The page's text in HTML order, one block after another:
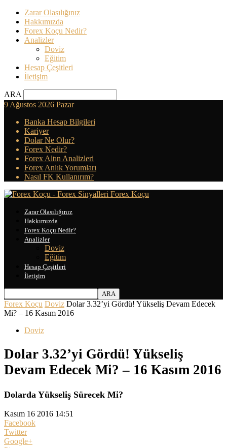
Zarar Olasılığınız
Hakkımızda
Forex Koçu Nedir?
Analizler
Doviz
Eğitim
Hesap Çeşitleri
İletişim
ARA
9 Ağustos 2026 Pazar
Banka Hesap Bilgileri
Kariyer
Dolar Ne Olur?
Forex Nedir?
Forex Altın Analizleri
Forex Anlık Yorumları
Nasıl FK Kullanırım?
Forex Koçu
Zarar Olasılığınız
Hakkımızda
Forex Koçu Nedir?
Analizler
Doviz
Eğitim
Hesap Çeşitleri
İletişim
Forex Koçu Doviz Dolar 3.32’yi Gördü! Yükseliş Devam Edecek
Mi? – 16 Kasım 2016
Doviz
Dolar 3.32’yi Gördü! Yükseliş
Devam Edecek Mi? – 16 Kasım 2016
Dolarda Yükseliş Sürecek Mi?
Kasım 16 2016 14:51
Facebook
Twitter
Google+